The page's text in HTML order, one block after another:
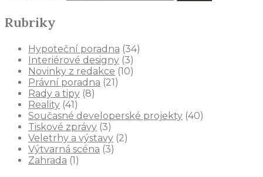
Rubriky
Hypoteční poradna (34)
Interiérové designy (3)
Novinky z redakce (10)
Právní poradna (21)
Rady a tipy (8)
Reality (41)
Současné developerské projekty (40)
Tiskové zprávy (3)
Veletrhy a výstavy (2)
Výtvarná scéna (3)
Zahrada (1)